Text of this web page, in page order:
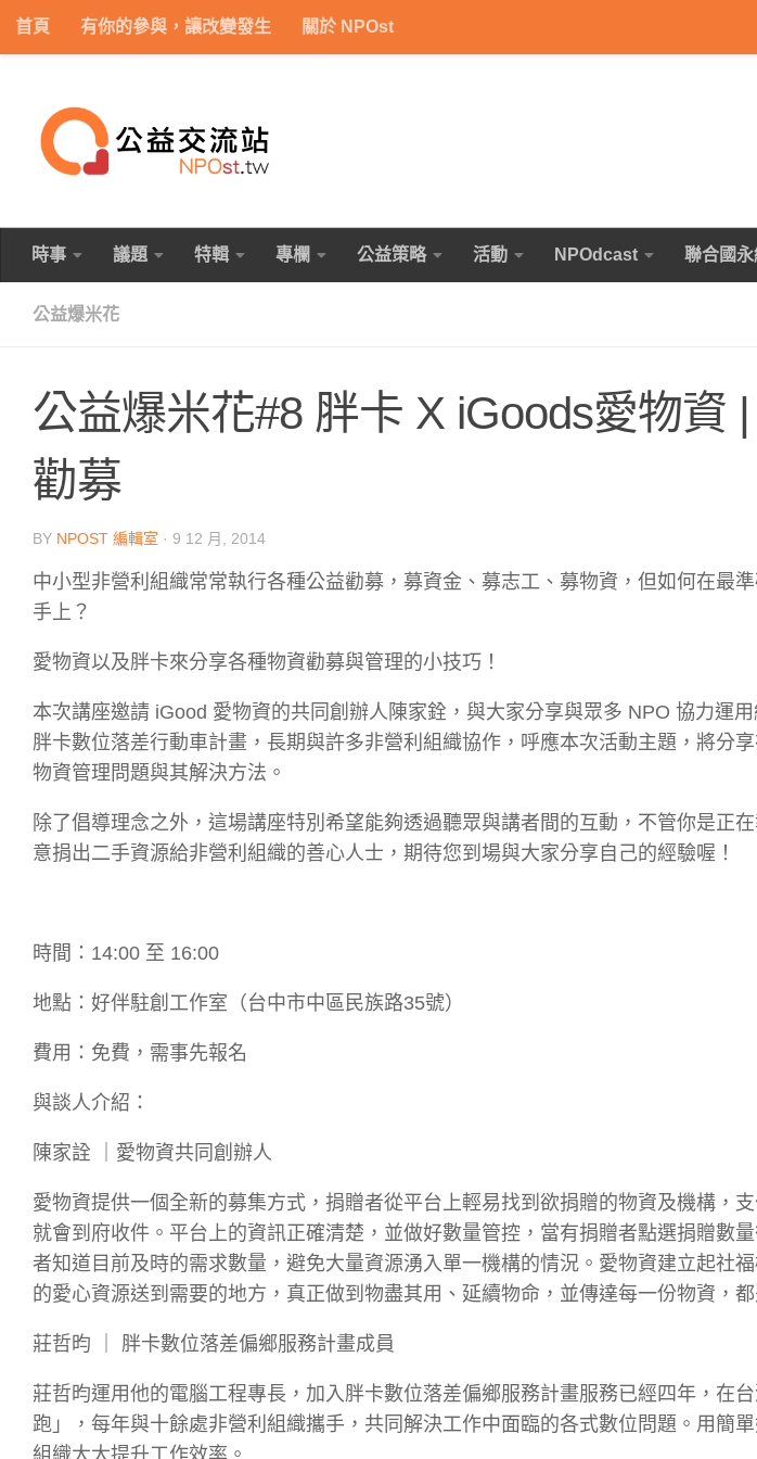
Skip to content
首頁 有你的參與，讓改變發生 關於 NPOst
時事 議題 特輯 專欄 公益策略 活動 NPOdcast 聯合國
公益爆米花
公益爆米花#8 胖卡 X iGoods愛物資
勸募
BY NPOST 編輯室 · 9 12 月, 2014
中小型非營利組織常常執行各種公益勸募，募資金、募志工、募物資，但如何在最
手上？
愛物資以及胖卡來分享各種物資勸募與管理的小技巧！
本次講座邀請 iGood 愛物資的共同創辦人陳家銓，與大家分享與眾多 NPO 協力運
胖卡數位落差行動車計畫，長期與許多非營利組織協作，呼應本次活動主題，將分
物資管理問題與其解決方法。
除了倡導理念之外，這場講座特別希望能夠透過聽眾與講者間的互動，不管你是正
意捐出二手資源給非營利組織的善心人士，期待您到場與大家分享自己的經驗喔！
時間：14:00 至 16:00
地點：好伴駐創工作室（台中市中區民族路35號）
費用：免費，需事先報名
與談人介紹：
陳家詮 ｜愛物資共同創辦人
愛物資提供一個全新的募集方式，捐贈者從平台上輕易找到欲捐贈的物資及機構，
就會到府收件。平台上的資訊正確清楚，並做好數量管控，當有捐贈者點選捐贈數
者知道目前及時的需求數量，避免大量資源湧入單一機構的情況。愛物資建立起社
的愛心資源送到需要的地方，真正做到物盡其用、延續物命，並傳達每一份物資，
莊哲昀 ｜ 胖卡數位落差偏鄉服務計畫成員
莊哲昀運用他的電腦工程專長，加入胖卡數位落差偏鄉服務計畫服務已經四年，在
跑」，每年與十餘處非營利組織攜手，共同解決工作中面臨的各式數位問題。用簡
組織大大提升工作效率。